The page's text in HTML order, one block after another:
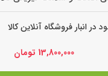
در انبار فروشگاه آنلاین کالا
13,800,000 تومان